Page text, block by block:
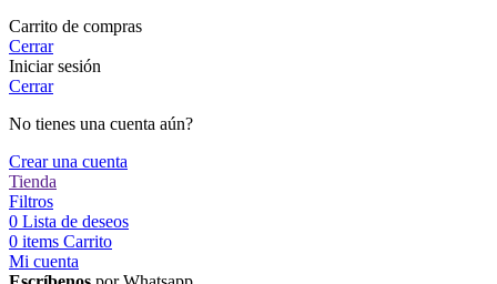
Carrito de compras
Cerrar
Iniciar sesión
Cerrar
No tienes una cuenta aún?
Crear una cuenta
Tienda
Filtros
0 Lista de deseos
0 items Carrito
Mi cuenta